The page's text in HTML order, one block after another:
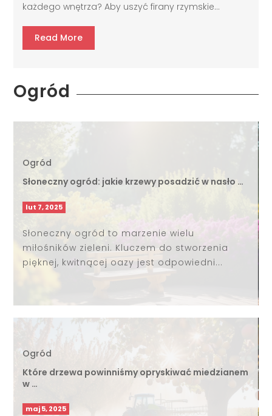
każdego wnętrza? Aby uszyć firany rzymskie...
Read More
Ogród
Ogród
Słoneczny ogród: jakie krzewy posadzić w nasło …
lut 7, 2025
Słoneczny ogród to marzenie wielu
miłośników zieleni. Kluczem do stworzenia
pięknej, kwitnącej oazy jest odpowiedni...
Ogród
Które drzewa powinniśmy opryskiwać miedzianem
w …
maj 5, 2025